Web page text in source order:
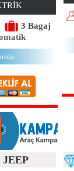
3 Bagaj
JEEP